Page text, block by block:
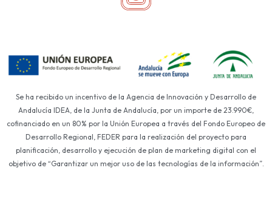
Se ha recibido un incentivo de la Agencia de Innovación y Desarrollo de
Andalucía IDEA, de la Junta de Andalucía, por un importe de 23.990€,
cofinanciado en un 80% por la Unión Europea a través del Fondo Europeo de
Desarrollo Regional, FEDER para la realización del proyecto para
planificación, desarrollo y ejecución de plan de marketing digital con el
objetivo de “Garantizar un mejor uso de las tecnologías de la información”.